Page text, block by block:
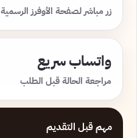
زر مباشر لصفحة الأوفرز الرسمية
واتساب سريع
مراجعة الحالة قبل الطلب
مهم قبل التقديم